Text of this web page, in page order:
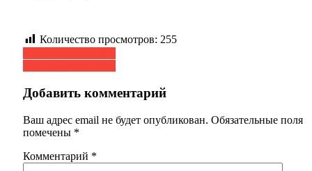
Количество просмотров: 255
Навигация
по
записям
Добавить комментарий
Ваш адрес email не будет опубликован. Обязательные поля
помечены *
Комментарий *